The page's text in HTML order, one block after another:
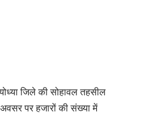
जिले की सोहावल तहसील
पर हजारों की संख्या में